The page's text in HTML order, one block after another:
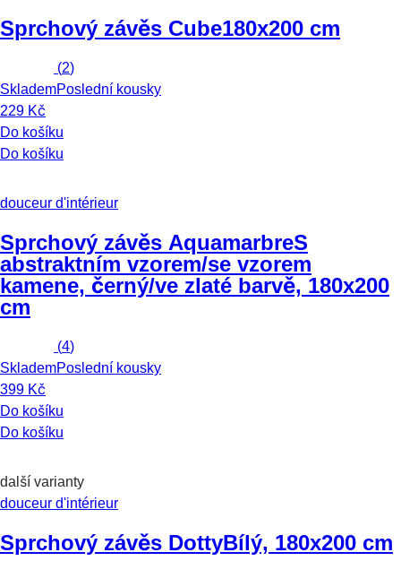
Sprchový závěs Cube180x200 cm
(2)
SklademPoslední kousky
229 Kč
Do košíku
Do košíku
douceur d'intérieur
Sprchový závěs AquamarbreS
abstraktním vzorem/se vzorem
kamene, černý/ve zlaté barvě, 180x200
cm
(4)
SklademPoslední kousky
399 Kč
Do košíku
Do košíku
další varianty
douceur d'intérieur
Sprchový závěs DottyBílý, 180x200 cm